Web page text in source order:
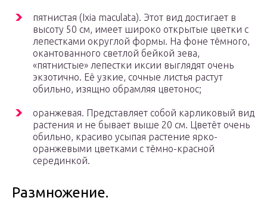
пятнистая (Ixia maculata). Этот вид достигает в
высоту 50 см, имеет широко открытые цветки с
лепестками округлой формы. На фоне тёмного,
окантованного светлой бейкой зева,
«пятнистые» лепестки иксии выглядят очень
экзотично. Её узкие, сочные листья растут
обильно, изящно обрамляя цветонос;
оранжевая. Представляет собой карликовый вид
растения и не бывает выше 20 см. Цветёт очень
обильно, красиво усыпая растение ярко-
оранжевыми цветками с тёмно-красной
серединкой.
Размножение.